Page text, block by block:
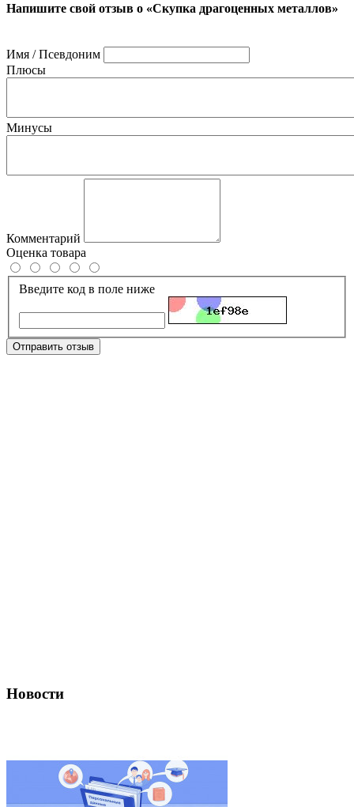
Напишите свой отзыв о «Скупка драгоценных металлов»
Имя / Псевдоним
Плюсы
Минусы
Комментарий
Оценка товара
Введите код в поле ниже
Отправить отзыв
Новости